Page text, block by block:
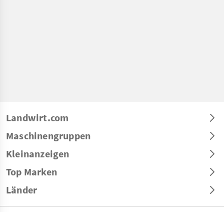
Landwirt.com
Maschinengruppen
Kleinanzeigen
Top Marken
Länder